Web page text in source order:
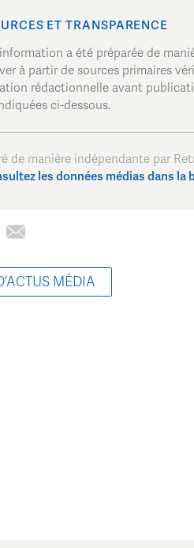
ET TRANSPARENCE
a été préparée de
à partir de sources primaires
rédactionnelle avant
ci-dessous.
de manière indépendante par
les données médias dans la
MÉDIA